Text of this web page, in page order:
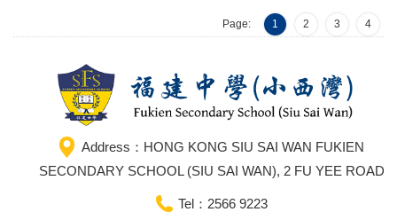
Page: 1 2 3 4
Address：HONG KONG SIU SAI WAN FUKIEN
SECONDARY SCHOOL (SIU SAI WAN), 2 FU YEE ROAD
Tel：2566 9223